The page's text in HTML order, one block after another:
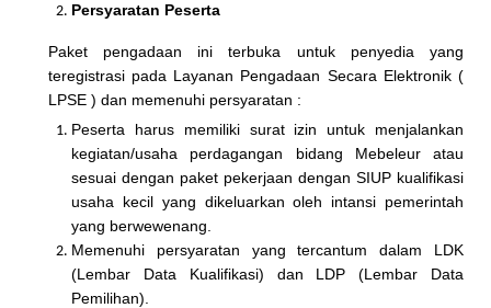
Persyaratan Peserta
Paket pengadaan ini terbuka untuk penyedia yang
teregistrasi pada Layanan Pengadaan Secara Elektronik (
LPSE ) dan memenuhi persyaratan :
Peserta harus memiliki surat izin untuk menjalankan
kegiatan/usaha perdagangan bidang Mebeleur atau
sesuai dengan paket pekerjaan dengan SIUP kualifikasi
usaha kecil yang dikeluarkan oleh intansi pemerintah
yang berwewenang.
Memenuhi persyaratan yang tercantum dalam LDK
(Lembar Data Kualifikasi) dan LDP (Lembar Data
Pemilihan).